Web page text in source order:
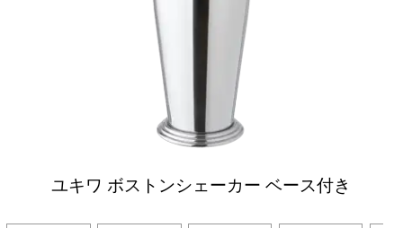
ユキワ ボストンシェーカー ベース付き